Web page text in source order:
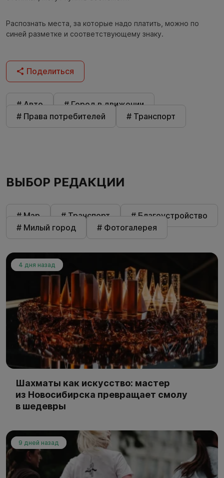
Распознать места, за которые надо платить, можно по
синей разметке и соответствующему знаку.
Поделиться
# Авто
# Город в движении
# Права потребителей
# Транспорт
ВЫБОР РЕДАКЦИИ
# Мэр # Транспорт
# Благоустройство
# Милый город
# Фотогалерея
4 дня назад
Шахматы как искусство: мастер
из Новосибирска превращает смолу
в шедевры
9 дней назад